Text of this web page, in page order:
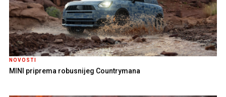
NOVOSTI
MINI priprema robusnijeg Countrymana